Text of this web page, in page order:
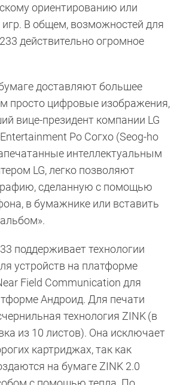
ориентированию или
В общем, возможностей для
действительно огромное
доставляют большее
просто цифровые изображения,
вице-президент компании LG
Ро Согхо (Seog-ho
интеллектуальным
LG, легко позволяют
сделанную с помощью
в бумажнике или вставить
поддерживает технологии
устройств на платформе
Field Communication для
Андроид. Для печати
технология ZINK(в
из 10 листов). Она исключает
картриджах, так как
на бумаге ZINK 2.0